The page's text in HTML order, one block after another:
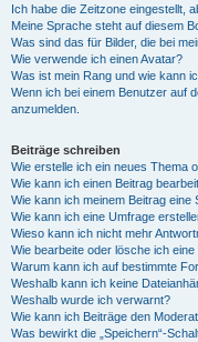
Ich habe die Zeitzone eingestellt,
Meine Sprache steht auf diesem
Was sind das für Bilder, die bei
Wie verwende ich einen Avatar?
Was ist mein Rang und wie kann
Wenn ich bei einem Benutzer auf
anzumelden.
Beiträge schreiben
Wie erstelle ich ein neues Thema
Wie kann ich einen Beitrag
Wie kann ich meinem Beitrag eine
Wie kann ich eine Umfrage
Wieso kann ich nicht mehr
Wie bearbeite oder lösche ich
Warum kann ich auf bestimmte
Weshalb kann ich keine
Weshalb wurde ich verwarnt?
Wie kann ich Beiträge den
Was bewirkt die „Speichern“-